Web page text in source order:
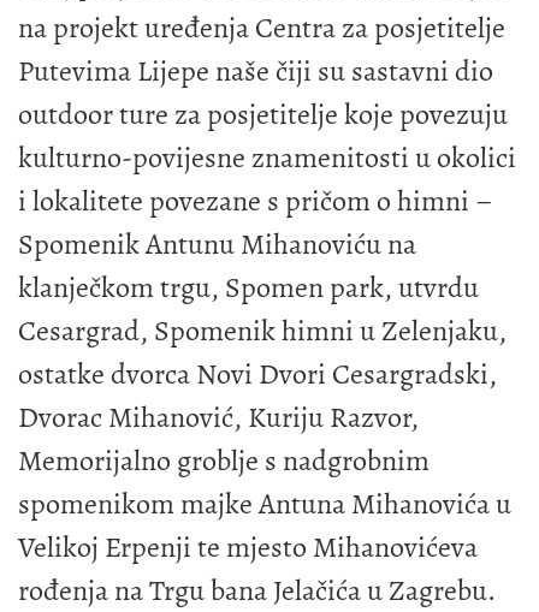
na projekt uređenja Centra za posjetitelje
Putevima Lijepe naše čiji su sastavni dio
outdoor ture za posjetitelje koje povezuju
kulturno-povijesne znamenitosti u okolici
i lokalitete povezane s pričom o himni –
Spomenik Antunu Mihanoviću na
klanječkom trgu, Spomen park, utvrdu
Cesargrad, Spomenik himni u Zelenjaku,
ostatke dvorca Novi Dvori Cesargradski,
Dvorac Mihanović, Kuriju Razvor,
Memorijalno groblje s nadgrobnim
spomenikom majke Antuna Mihanovića u
Velikoj Erpenji te mjesto Mihanovićeva
rođenja na Trgu bana Jelačića u Zagrebu.